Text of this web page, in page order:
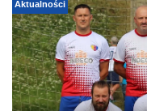
Aktualności